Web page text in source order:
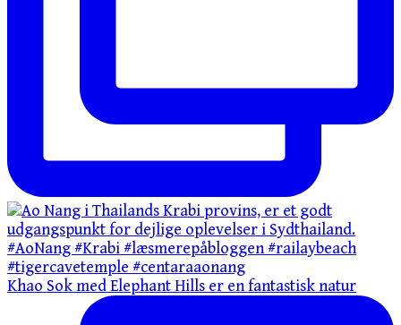
Khao Sok med Elephant Hills er en fantastisk natur